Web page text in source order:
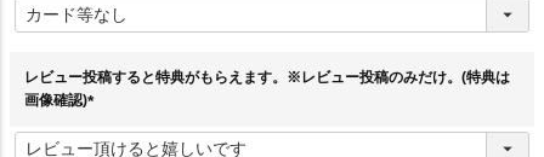
必
須
レビュー投稿すると特典がもらえます。※レビュー投稿のみだけ。(特典は
画像確認)
必